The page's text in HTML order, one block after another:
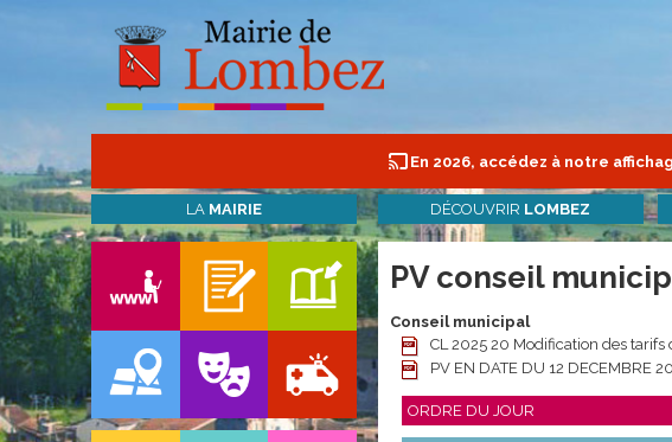
En 2026, accédez à notre
LA MAIRIE DÉCOUVRIR LOMBEZ
PV conseil
Conseil municipal
CL 2025 20 Modification des tarifs
PV EN DATE DU 12 DECEMBRE
ORDRE DU JOUR